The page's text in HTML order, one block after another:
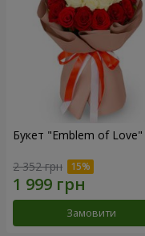
Букет "Emblem of Love"
2 352 грн
Замовити